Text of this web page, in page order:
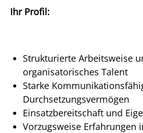
Ihr Profil:
Strukturierte Arbeitsweise
organisatorisches Talent
Starke
Durchsetzungsvermögen
Einsatzbereitschaft und
Vorzugsweise Erfahrungen